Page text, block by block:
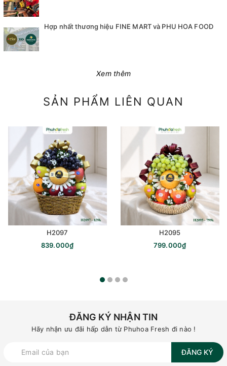
Hợp nhất thương hiệu FINE MART và PHU HOA FOOD
Xem thêm
SẢN PHẨM LIÊN QUAN
H2097
839.000₫
H2095
799.000₫
ĐĂNG KÝ NHẬN TIN
Hãy nhận ưu đãi hấp dẫn từ Phuhoa Fresh đi nào !
ĐĂNG KÝ